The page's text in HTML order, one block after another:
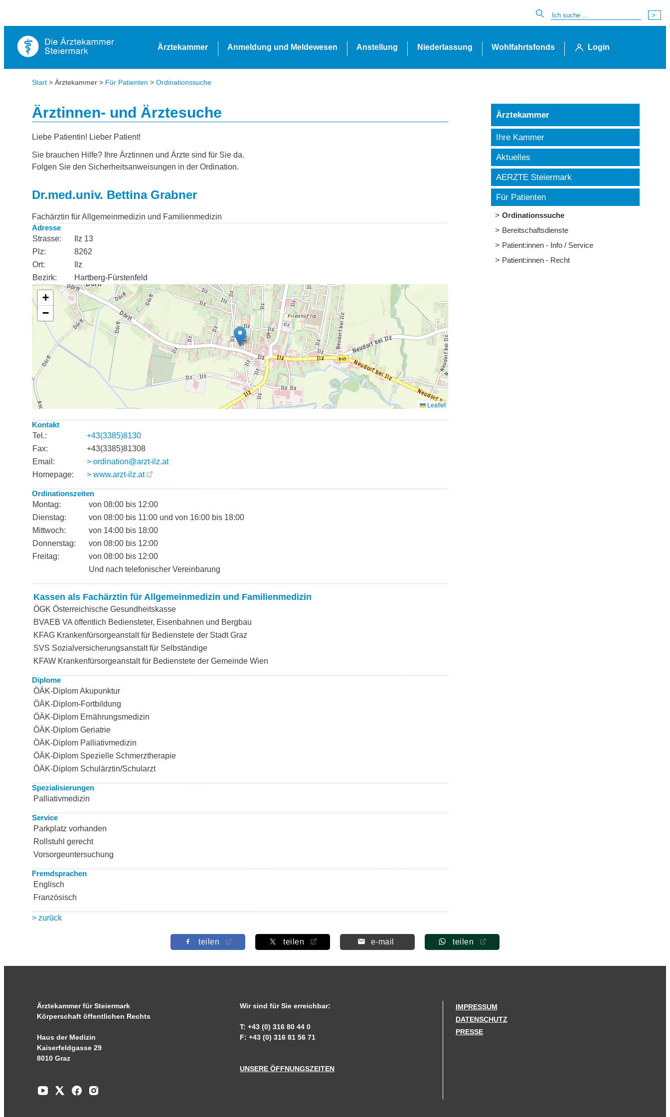
Ärztekammer Anmeldung und Meldewesen Anstellung Niederlassung Wohlfahrtsfonds Login
Start > Ärztekammer > Für Patienten > Ordinationssuche
Ärztinnen- und Ärztesuche
Liebe Patientin! Lieber Patient!
Sie brauchen Hilfe? Ihre Ärztinnen und Ärzte sind für Sie da.
Folgen Sie den Sicherheitsanweisungen in der Ordination.
Dr.med.univ. Bettina Grabner
Fachärztin für Allgemeinmedizin und Familienmedizin
Adresse
Strasse:
Ilz 13
Plz:
8262
Ort:
Ilz
Bezirk:
Hartberg-Fürstenfeld
Kontakt
Tel.:
+43(3385)8130
Fax:
+43(3385)81308
Email:
> ordination@arzt-ilz.at
Homepage:
> www.arzt-ilz.at
Ordinationszeiten
Montag:
von 08:00 bis 12:00
Dienstag:
von 08:00 bis 11:00 und von 16:00 bis 18:00
Mittwoch:
von 14:00 bis 18:00
Donnerstag:
von 08:00 bis 12:00
Freitag:
von 08:00 bis 12:00
Und nach telefonischer Vereinbarung
Kassen als Fachärztin für Allgemeinmedizin und Familienmedizin
ÖGK Österreichische Gesundheitskasse
BVAEB VA öffentlich Bediensteter, Eisenbahnen und Bergbau
KFAG Krankenfürsorgeanstalt für Bedienstete der Stadt Graz
SVS Sozialversicherungsanstalt für Selbständige
KFAW Krankenfürsorgeanstalt für Bedienstete der Gemeinde Wien
Diplome
ÖÄK-Diplom Akupunktur
ÖÄK-Diplom-Fortbildung
ÖÄK-Diplom Ernährungsmedizin
ÖÄK-Diplom Geriatrie
ÖÄK-Diplom Palliativmedizin
ÖÄK-Diplom Spezielle Schmerztherapie
ÖÄK-Diplom Schulärztin/Schularzt
Spezialisierungen
Palliativmedizin
Service
Parkplatz vorhanden
Rollstuhl gerecht
Vorsorgeuntersuchung
Fremdsprachen
Englisch
Französisch
> zurück
Ärztekammer
Ihre Kammer
Aktuelles
AERZTE Steiermark
Für Patienten
Ordinationssuche
Bereitschaftsdienste
Patient:innen - Info / Service
Patient:innen - Recht
teilen teilen e-mail teilen
Ärztekammer für Steiermark
Körperschaft öffentlichen Rechts
Haus der Medizin
Kaiserfeldgasse 29
8010 Graz
Wir sind für Sie erreichbar:
T: +43 (0) 316 80 44 0
F: +43 (0) 316 81 56 71
UNSERE ÖFFNUNGSZEITEN
IMPRESSUM
DATENSCHUTZ
PRESSE